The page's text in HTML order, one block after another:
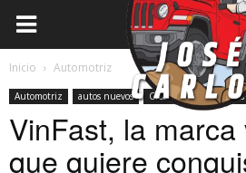
Inicio Automotriz
Automotriz autos nuevos Crossovers electricos
VinFast, la
que quiere